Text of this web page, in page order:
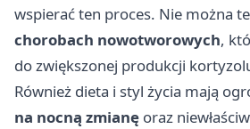
wspierać ten proces. Nie można
chorobach nowotworowych,
do zwiększonej produkcji
Również dieta i styl życia mają
na nocną zmianę oraz